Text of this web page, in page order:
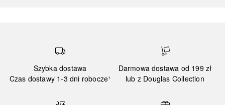
Szybka dostawa
Czas dostawy 1-3 dni robocze¹
Darmowa dostawa od 199 zł
lub z Douglas Collection